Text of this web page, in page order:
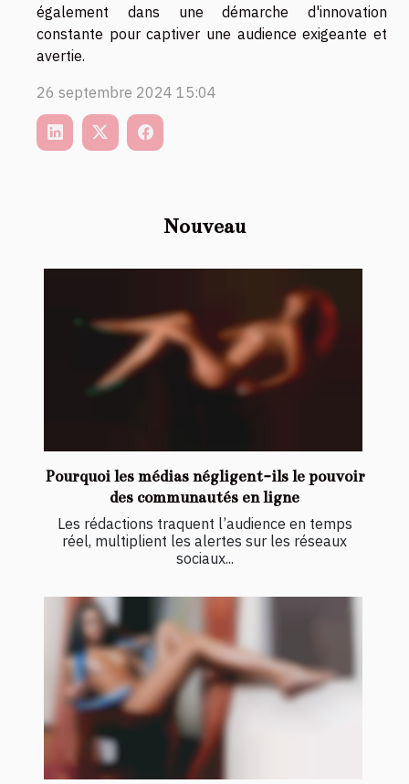
Nouveau
Pourquoi les médias négligent-ils le pouvoir
des communautés en ligne
Les rédactions traquent l’audience en temps
réel, multiplient les alertes sur les réseaux
sociaux...
également dans une démarche d'innovation
constante pour captiver une audience exigeante et
avertie.
26 septembre 2024 15:04